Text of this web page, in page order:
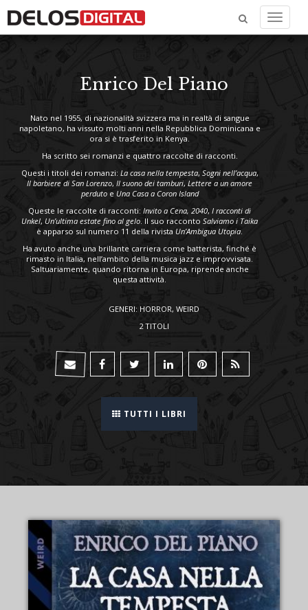
Menu
Enrico Del Piano
Nato nel 1955, di nazionalità svizzera ma in realtà di sangue
napoletano, ha vissuto molti anni nella Repubblica Dominicana e
ora si è trasferito in Kenya.
Ha scritto sei romanzi e quattro raccolte di racconti.
Questi i titoli dei romanzi: La casa nella tempesta, Sogni nell’acqua,
Il barbiere di San Lorenzo, Il suono dei tamburi, Lettere a un amore
perdutoe Una Casa a Coron Island
Queste le raccolte di racconti: Invito a Cena, 2040, I racconti di
Unkel, Un’ultima estate fino al gelo. Il suo racconto Salviamo i Taika
è apparso sul numero 11 della rivista Un’Ambigua Utopia.
Ha avuto anche una brillante carriera come batterista, finché è
rimasto in Italia, nell’ambito della musica jazz e improvvisata.
Saltuariamente, quando ritorna in Europa, riprende anche
questa attività.
GENERI: HORROR, WEIRD
2 TITOLI
TUTTI I LIBRI